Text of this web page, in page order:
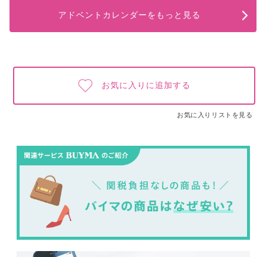
アドベントカレンダーをもっと見る
お気に入りに追加する
お気に入りリストを見る